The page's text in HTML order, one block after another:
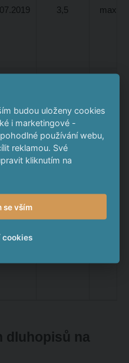
3,5 max.
11,0
dluhopisů na
budou uloženy cookies
i marketingové -
používání webu,
reklamou. Své
kliknutím na
se vším
cookies